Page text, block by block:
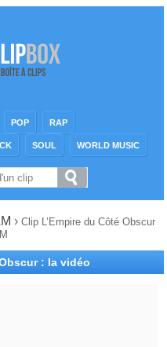
POP RAP
SOUL WORLD MUSIC
› Clip L’Empire du Côté Obscur
: la vidéo